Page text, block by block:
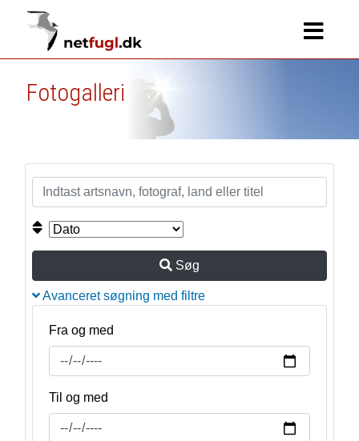
Fotogalleri
Søg
Avanceret søgning med filtre
Fra og med
Til og med